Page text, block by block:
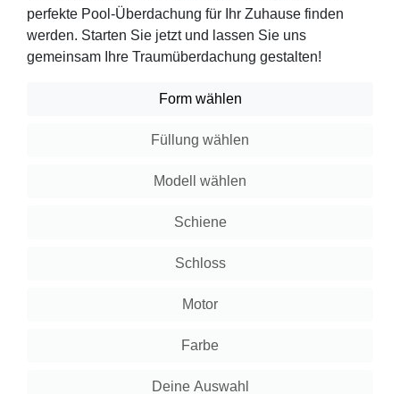
perfekte Pool-Überdachung für Ihr Zuhause finden
werden. Starten Sie jetzt und lassen Sie uns
gemeinsam Ihre Traumüberdachung gestalten!
Form wählen
Füllung wählen
Modell wählen
Schiene
Schloss
Motor
Farbe
Deine Auswahl